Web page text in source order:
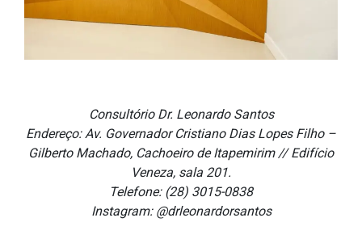
Consultório Dr. Leonardo Santos
Endereço: Av. Governador Cristiano Dias Lopes Filho –
Gilberto Machado, Cachoeiro de Itapemirim // Edifício
Veneza, sala 201.
Telefone: (28) 3015-0838
Instagram: @drleonardorsantos